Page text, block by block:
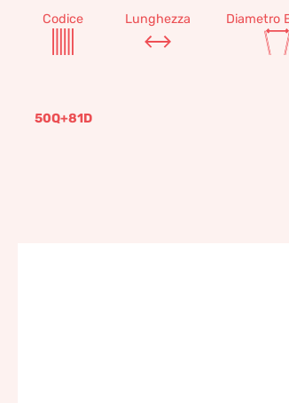
Codice Lunghezza Diametro
50Q+81D